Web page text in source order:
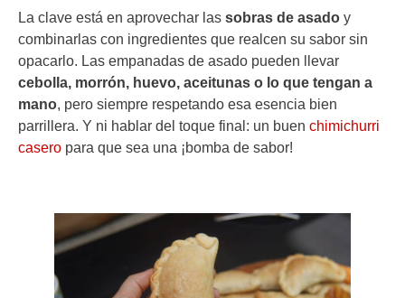
La clave está en aprovechar las sobras de asado y
combinarlas con ingredientes que realcen su sabor sin
opacarlo. Las empanadas de asado pueden llevar
cebolla, morrón, huevo, aceitunas o lo que tengan a
mano, pero siempre respetando esa esencia bien
parrillera. Y ni hablar del toque final: un buen chimichurri
casero para que sea una ¡bomba de sabor!